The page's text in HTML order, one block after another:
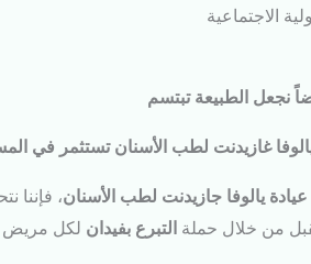
الاجتماعية
نجعل الطبيعة تبتسم
غازيدنت لطب الأسنان تستثمر في
عيادة يالوفا جازيدنت لطب الأسنان، فإننا
من خلال حملة التبرع بفيدان لكل مريض